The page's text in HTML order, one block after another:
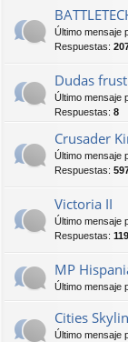
Último mensaje
Respuestas:
Dudas
Último mensaje
Respuestas: 8
Crusader
Último mensaje
Respuestas:
Victoria II
Último mensaje
Respuestas: 119
MP
Último mensaje
Cities
Último mensaje